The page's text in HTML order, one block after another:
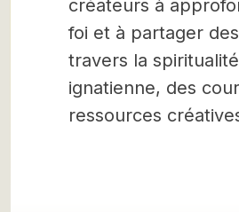
créateurs à
foi et à partager
travers la spiritualité
ignatienne, des
ressources